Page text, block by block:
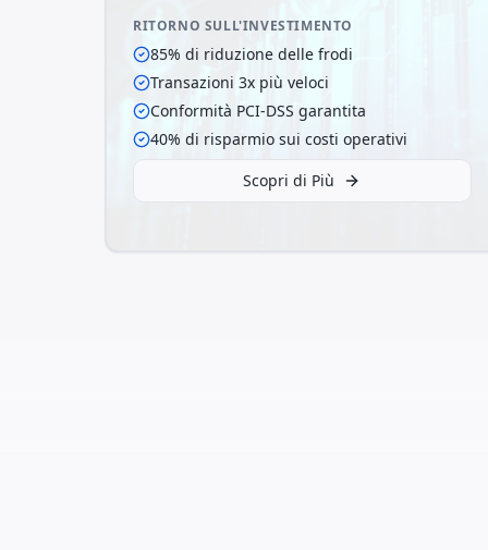
RITORNO SULL'INVESTIMENTO
85% di riduzione delle frodi
Transazioni 3x più veloci
Conformità PCI-DSS garantita
40% di risparmio sui costi operativi
Scopri di Più